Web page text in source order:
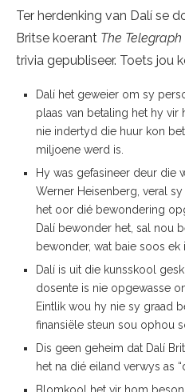
Ter herdenking van Dalí se
Britse koerant The Telegraph
trivia gepubliseer. Toets jou
Dalí het geweier om sy
plaas van betaling het hy
nie indertyd die huur kon
miljoene werd is.
Hy was gefasineer deur die
Werner Heisenberg, veral
het oor dié bewondering
Dalí bewonder het, sal nou
bewonder, wat baie soos ek
Dalí is uit die kunsskool
dosente is nie opgewasse
Eintlik wou hy nie sy graad
finansiële steun sou ophou
Dis geen geheim dat Dalí
het na dié eiland verwys as